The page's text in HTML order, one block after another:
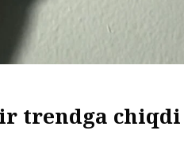
trendga chiqdi